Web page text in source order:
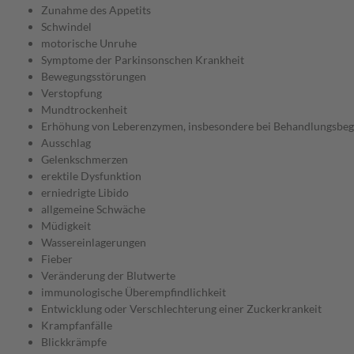
Zunahme des Appetits
Schwindel
motorische Unruhe
Symptome der Parkinsonschen Krankheit
Bewegungsstörungen
Verstopfung
Mundtrockenheit
Erhöhung von Leberenzymen, insbesondere bei
Ausschlag
Gelenkschmerzen
erektile Dysfunktion
erniedrigte Libido
allgemeine Schwäche
Müdigkeit
Wassereinlagerungen
Fieber
Veränderung der Blutwerte
immunologische Überempfindlichkeit
Entwicklung oder Verschlechterung einer Zuckerkrankeit
Krampfanfälle
Blickkrämpfe